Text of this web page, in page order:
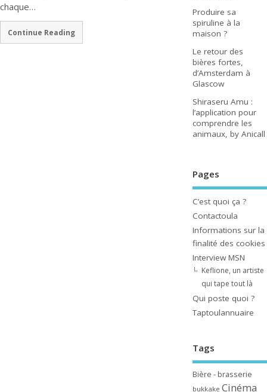
chaque…
Continue Reading
Produire sa
spiruline à la
maison ?
Le retour des
bières fortes,
d’Amsterdam à
Glascow
Shiraseru Amu :
l’application pour
comprendre les
animaux, by Anicall
Pages
C’est quoi ça ?
Contactoula
Informations sur la
finalité des cookies
Interview MSN
Keflione, un artiste
qui tape tout là
Qui poste quoi ?
Taptoulannuaire
Tags
Bière - brasserie
bukkake Cinéma